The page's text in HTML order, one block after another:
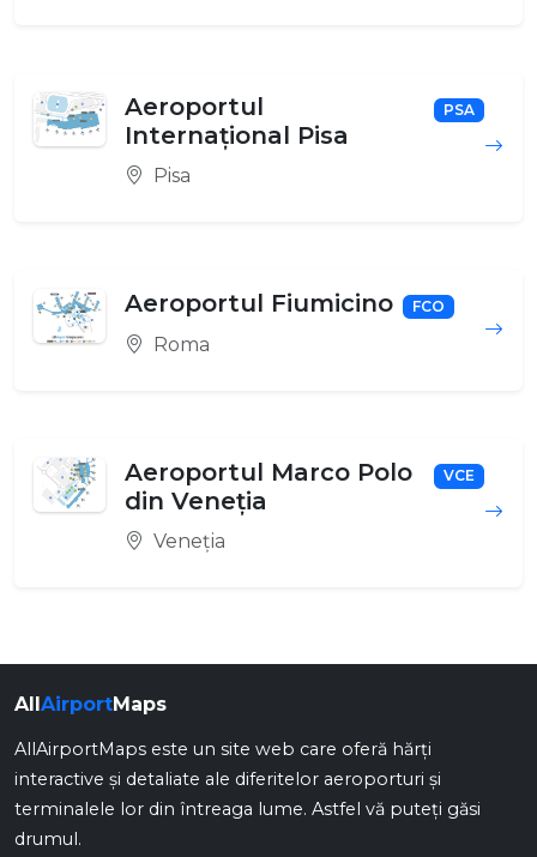
Aeroportul
Internațional Pisa
PSA
Pisa
Aeroportul Fiumicino FCO
Roma
Aeroportul Marco Polo
din Veneția
VCE
Veneția
All AirportMaps
AllAirportMaps este un site web care oferă hărți
interactive și detaliate ale diferitelor aeroporturi și
terminalele lor din întreaga lume. Astfel vă puteți găsi
drumul.